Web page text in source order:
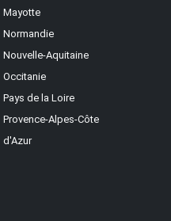
Mayotte
Normandie
Nouvelle-Aquitaine
Occitanie
Pays de la Loire
Provence-Alpes-Côte
d'Azur